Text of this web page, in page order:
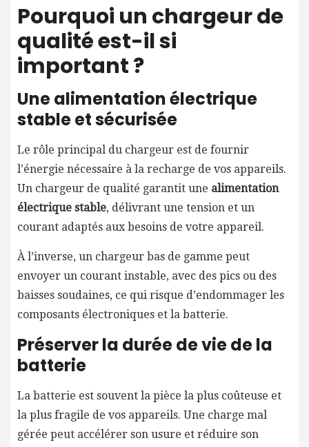
Pourquoi un chargeur de
qualité est-il si
important ?
Une alimentation électrique
stable et sécurisée
Le rôle principal du chargeur est de fournir
l’énergie nécessaire à la recharge de vos appareils.
Un chargeur de qualité garantit une alimentation
électrique stable, délivrant une tension et un
courant adaptés aux besoins de votre appareil.
À l’inverse, un chargeur bas de gamme peut
envoyer un courant instable, avec des pics ou des
baisses soudaines, ce qui risque d’endommager les
composants électroniques et la batterie.
Préserver la durée de vie de la
batterie
La batterie est souvent la pièce la plus coûteuse et
la plus fragile de vos appareils. Une charge mal
gérée peut accélérer son usure et réduire son